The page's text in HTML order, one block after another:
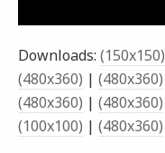
Downloads: (150x150)
(480x360) | (480x360)
(480x360) | (480x360)
(100x100) | (480x360)